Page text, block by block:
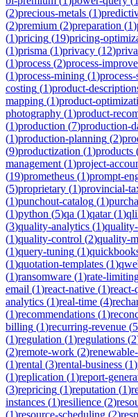
(2)precious-metals (1)
(2)premium (2)preparation (1)
(1)pricing (19)pricing-
(1)prisma (1)privacy (12)
(1)process (2)process-
(1)process-mining (1)
costing (1)product-
mapping (1)product-
photography (1)product-
(1)production (7)production-
(1)production-planning (2)
(9)productization (1)products
management (1)project-
(19)prometheus (1)prompt-
(5)proprietary (1)provincial-
(1)punchout-catalog (1)
(1)python (5)qa (1)qatar(1)
(3)quality-analytics (1)
(1)quality-control (2)quality-
(1)query-tuning (1)
(1)quotation-templates (1)
(1)ransomware (1)rate-
email (1)react-native (1)react-
analytics (1)real-time (4)
(1)recommendations (1)
billing (1)recurring-revenue (5
(1)regulation (1)regulations (2
(2)remote-work (2)
(1)rental (3)rental-business (1)
(1)replication (1)report-
(3)repricing (1)reputation (1)
instances (1)resilience (2)
(1)resource-scheduling (2)